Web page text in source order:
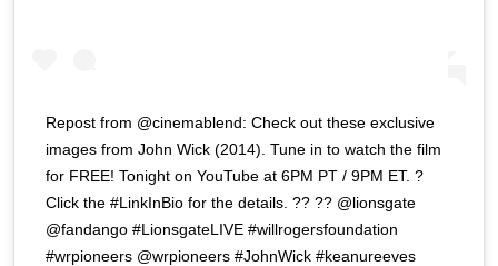
Repost from @cinemablend: Check out these exclusive
images from John Wick (2014). Tune in to watch the film
for FREE! Tonight on YouTube at 6PM PT / 9PM ET. ?
Click the #LinkInBio for the details. ?? ?? @lionsgate
@fandango #LionsgateLIVE #willrogersfoundation
#wrpioneers @wrpioneers #JohnWick #keanureeves